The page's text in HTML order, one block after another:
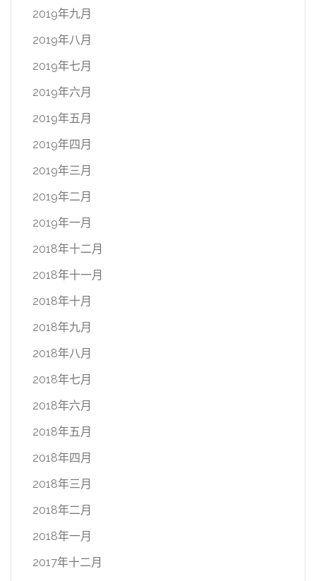
2019年九月
2019年八月
2019年七月
2019年六月
2019年五月
2019年四月
2019年三月
2019年二月
2019年一月
2018年十二月
2018年十一月
2018年十月
2018年九月
2018年八月
2018年七月
2018年六月
2018年五月
2018年四月
2018年三月
2018年二月
2018年一月
2017年十二月